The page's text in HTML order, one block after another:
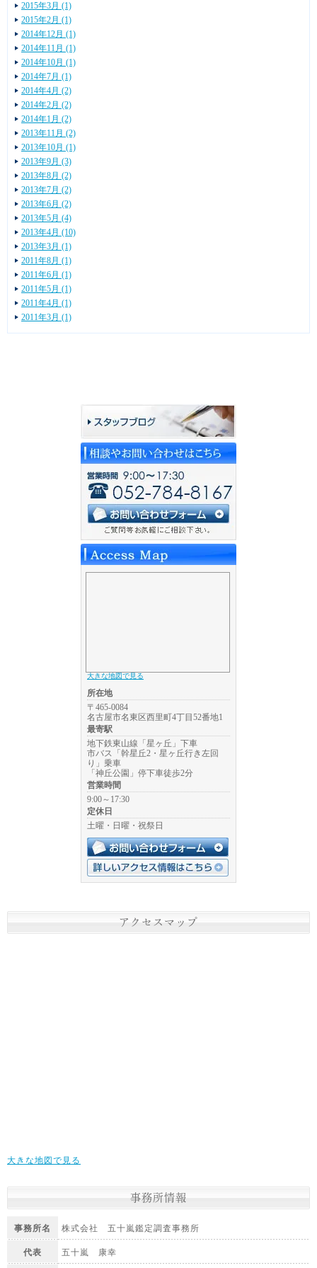
2015年3月 (1)
2015年2月 (1)
2014年12月 (1)
2014年11月 (1)
2014年10月 (1)
2014年7月 (1)
2014年4月 (2)
2014年2月 (2)
2014年1月 (2)
2013年11月 (2)
2013年10月 (1)
2013年9月 (3)
2013年8月 (2)
2013年7月 (2)
2013年6月 (2)
2013年5月 (4)
2013年4月 (10)
2013年3月 (1)
2011年8月 (1)
2011年6月 (1)
2011年5月 (1)
2011年4月 (1)
2011年3月 (1)
大きな地図で見る
所在地
〒465-0084
名古屋市名東区西里町4丁目52番地1
最寄駅
地下鉄東山線「星ヶ丘」下車
市バス「幹星丘2・星ヶ丘行き左回
り」乗車
「神丘公園」停下車徒歩2分
営業時間
9:00～17:30
定休日
土曜・日曜・祝祭日
アクセスマップ
大きな地図で見る
事務所情報
事務所名 株式会社 五十嵐鑑定調査事務所
代表 五十嵐 康幸